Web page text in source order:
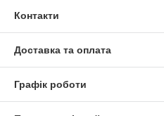
Контакти
Доставка та оплата
Графік роботи